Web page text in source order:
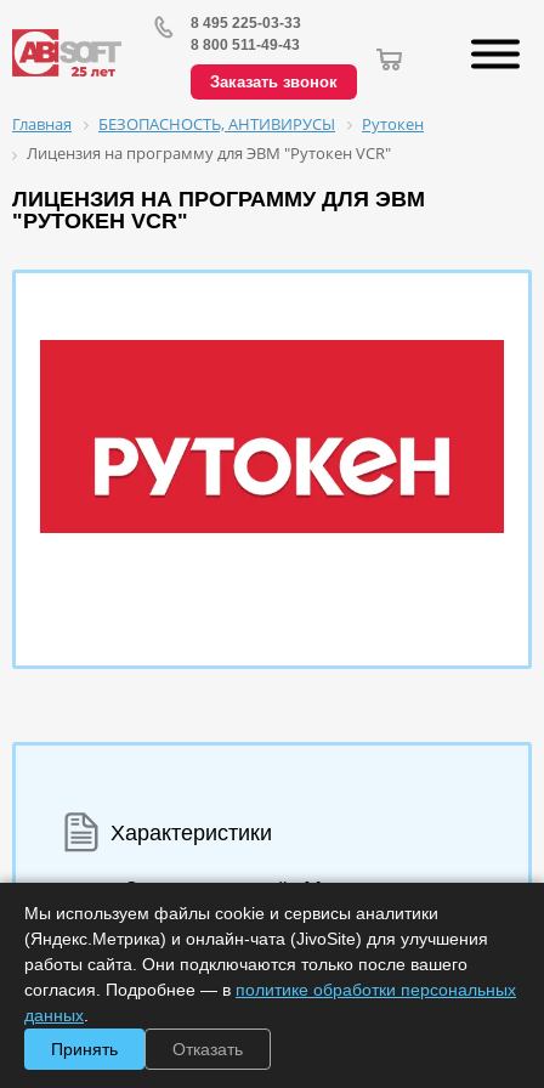
8 495 225-03-33
8 800 511-49-43
Заказать звонок
Главная БЕЗОПАСНОСТЬ, АНТИВИРУСЫ
Рутокен
Лицензия на программу для ЭВМ "Рутокен VCR"
ЛИЦЕНЗИЯ НА ПРОГРАММУ ДЛЯ ЭВМ
"РУТОКЕН VCR"
Характеристики
Срок поставки, дней :14
Минимальное количество лицензий :1
Код :0000-291251
Артикул :
Обработка заказа :в рабочее время
Мы используем файлы cookie и сервисы аналитики
(Яндекс.Метрика) и онлайн-чата (JivoSite) для улучшения
работы сайта. Они подключаются только после вашего
согласия. Подробнее — в политике обработки персональных
данных
Принять
Отказать